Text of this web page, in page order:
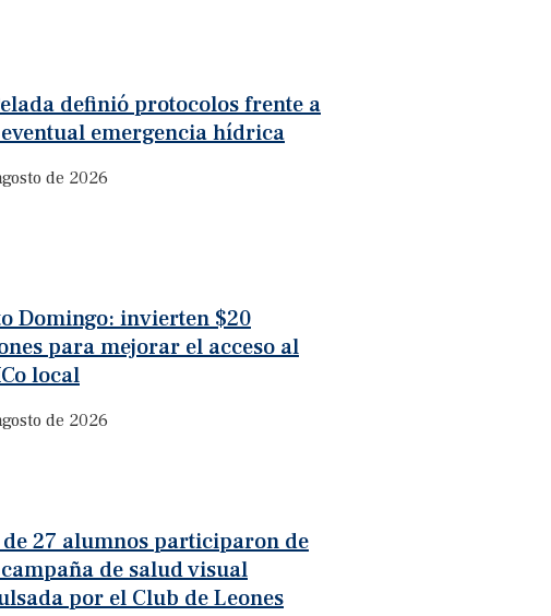
definió protocolos frente a
emergencia hídrica
de 2026
Domingo: invierten $20
para mejorar el acceso al
local
de 2026
de 27 alumnos participaron de
de salud visual
por el Club de Leones